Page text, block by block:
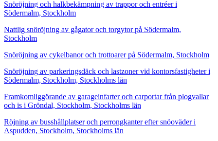
Snöröjning och halkbekämpning av trappor och entréer i
Södermalm, Stockholm
Nattlig snöröjning av gågator och torgytor på Södermalm,
Stockholm
Snöröjning av cykelbanor och trottoarer på Södermalm, Stockholm
Snöröjning av parkeringsdäck och lastzoner vid kontorsfastigheter i
Södermalm, Stockholm, Stockholms län
Framkomliggörande av garageinfarter och carportar från plogvallar
och is i Gröndal, Stockholm, Stockholms län
Röjning av busshållplatser och perrongkanter efter snöoväder i
Aspudden, Stockholm, Stockholms län